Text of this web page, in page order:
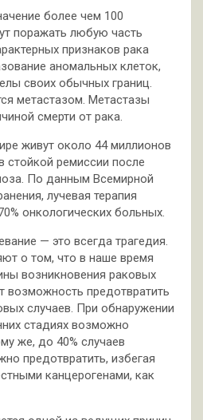
более чем 100
поражать любую часть
признаков рака
аномальных клеток,
своих обычных границ.
метастазом. Метастазы
смерти от рака.
живут около 44 миллионов
стойкой ремиссии после
По данным Всемирной
лучевая терапия
онкологических больных.
— это всегда трагедия.
о том, что в наше время
возникновения раковых
возможность предотвратить
случаев. При обнаружении
стадиях возможно
же, до 40% случаев
предотвратить, избегая
канцерогенами, как